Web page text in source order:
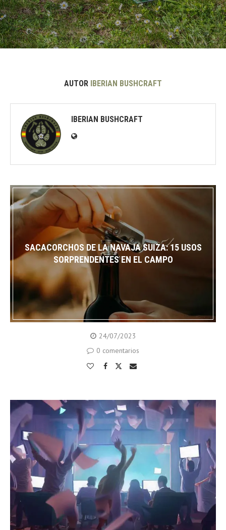
AUTOR IBERIAN BUSHCRAFT
IBERIAN BUSHCRAFT
SACACORCHOS DE LA NAVAJA SUIZA: 15 USOS
SORPRENDENTES EN EL CAMPO
24/07/2023
0 comentarios